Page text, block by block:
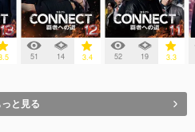
51 14 3.4 52 19 3.3
っと見る